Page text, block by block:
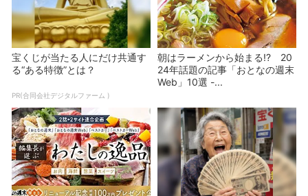
宝くじが当たる人にだけ共通す
る“ある特徴”とは？
PR(合同会社デジタルファーム )
朝はラーメンから始まる!? 20
24年話題の記事「おとなの週末
Web」10選 -...